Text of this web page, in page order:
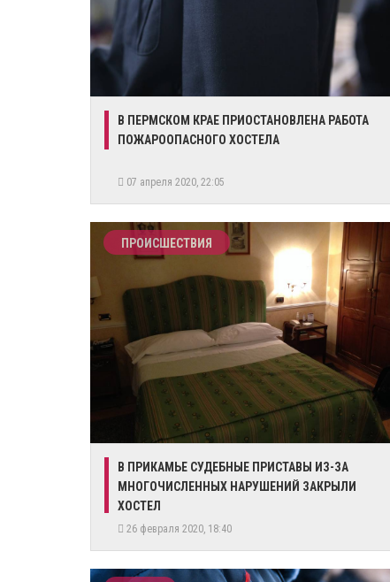
​В ПЕРМСКОМ КРАЕ ПРИОСТАНОВЛЕНА РАБОТА
ПОЖАРООПАСНОГО ХОСТЕЛА
07 апреля 2020, 22:05
ПРОИСШЕСТВИЯ
В ПРИКАМЬЕ СУДЕБНЫЕ ПРИСТАВЫ ИЗ-ЗА
МНОГОЧИСЛЕННЫХ НАРУШЕНИЙ ЗАКРЫЛИ
ХОСТЕЛ
26 февраля 2020, 18:40